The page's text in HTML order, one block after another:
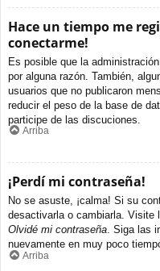
Hace un tiempo me
conectarme!
Es posible que la
por alguna razón. También,
usuarios que no publicaron
reducir el peso de la base de
participe de las discuciones.
Arriba
¡Perdí mi contraseña!
No se asuste, ¡calma! Si su
desactivarla o cambiarla. Visite
Olvidé mi contraseña. Siga las
nuevamente en muy poco
Arriba